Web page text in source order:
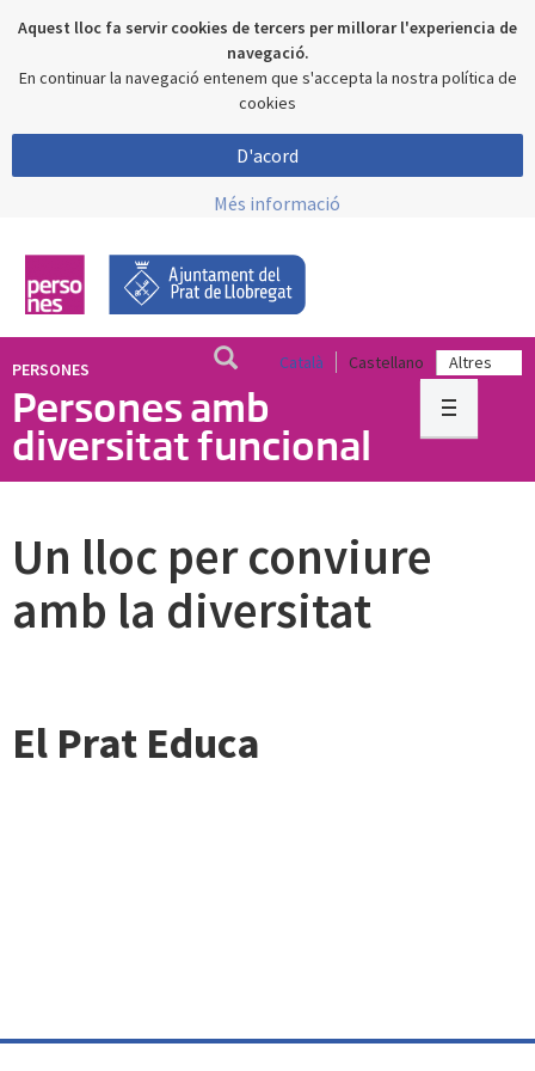
Aquest lloc fa servir cookies de tercers per millorar l'experiencia de
navegació.
En continuar la navegació entenem que s'accepta la nostra política de
cookies
D'acord
Més informació
Català Castellano
PERSONES
Persones amb
diversitat funcional
Un lloc per conviure
amb la diversitat
El Prat Educa